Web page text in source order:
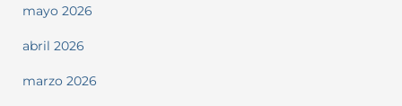
mayo 2026
abril 2026
marzo 2026